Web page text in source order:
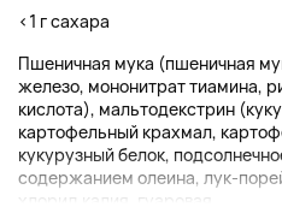
<1 г сахара
Пшеничная мука (пшеничная
железо, мононитрат тиамина,
кислота), мальтодекстрин
картофельный крахмал,
кукурузный белок,
содержанием олеина, лук-
хлорид калия, гуаровая